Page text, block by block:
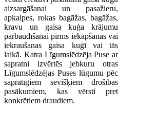
aizsargāšanai un pasažieru,
apkalpes, rokas bagāžas, bagāžas,
kravu un gaisa kuģa krājumu
pārbaudīšanai pirms iekāpšanas vai
iekraušanas gaisa kuģī vai tās
laikā. Katra Līgumslēdzēja Puse ar
sapratni izvērtēs jebkuru otras
Līgumslēdzējas Puses lūgumu pēc
saprātīgiem sevišķiem drošības
pasākumiem, kas vērsti pret
konkrētiem draudiem.